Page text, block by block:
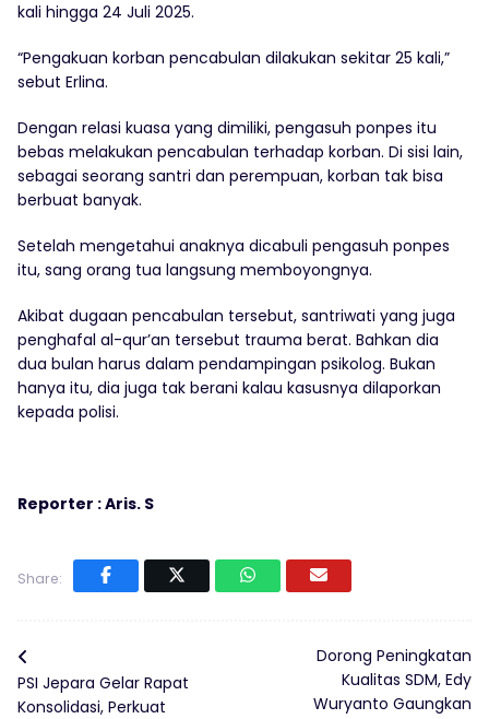
kali hingga 24 Juli 2025.
“Pengakuan korban pencabulan dilakukan sekitar 25 kali,”
sebut Erlina.
Dengan relasi kuasa yang dimiliki, pengasuh ponpes itu
bebas melakukan pencabulan terhadap korban. Di sisi lain,
sebagai seorang santri dan perempuan, korban tak bisa
berbuat banyak.
Setelah mengetahui anaknya dicabuli pengasuh ponpes
itu, sang orang tua langsung memboyongnya.
Akibat dugaan pencabulan tersebut, santriwati yang juga
penghafal al-qur’an tersebut trauma berat. Bahkan dia
dua bulan harus dalam pendampingan psikolog. Bukan
hanya itu, dia juga tak berani kalau kasusnya dilaporkan
kepada polisi.
Reporter : Aris. S
Share:
PSI Jepara Gelar Rapat
Konsolidasi, Perkuat
Dorong Peningkatan
Kualitas SDM, Edy
Wuryanto Gaungkan